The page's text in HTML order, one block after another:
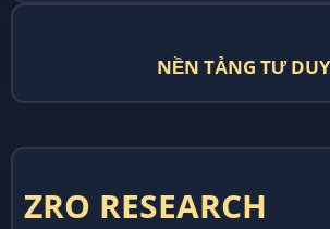
NỀN TẢNG TƯ DUY
ZRO RESEARCH